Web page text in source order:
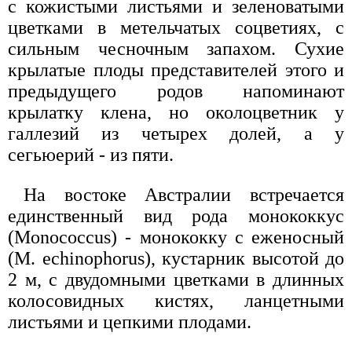
с кожистыми листьями и зеленоватыми
цветками в метельчатых соцветиях, с
сильным чесночным запахом. Сухие
крылатые плоды представителей этого и
предыдущего родов напоминают
крылатку клена, но околоцветник у
галлезий из четырех долей, а у
сегьюерий - из пяти.
На востоке Австралии встречается
единственный вид рода монококкус
(Monococcus) - монококку с еженосный
(М. echinophorus), кустарник высотой до
2 м, с двудомными цветками в длинных
колосовидных кистях, ланцетными
листьями и цепкими плодами.